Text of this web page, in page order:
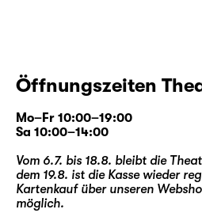
Öffnungszeiten
Mo–Fr 10:00–19:00
Sa 10:00–14:00
Vom 6.7. bis 18.8. bleibt die
dem 19.8. ist die Kasse wieder
Kartenkauf über unseren
möglich.